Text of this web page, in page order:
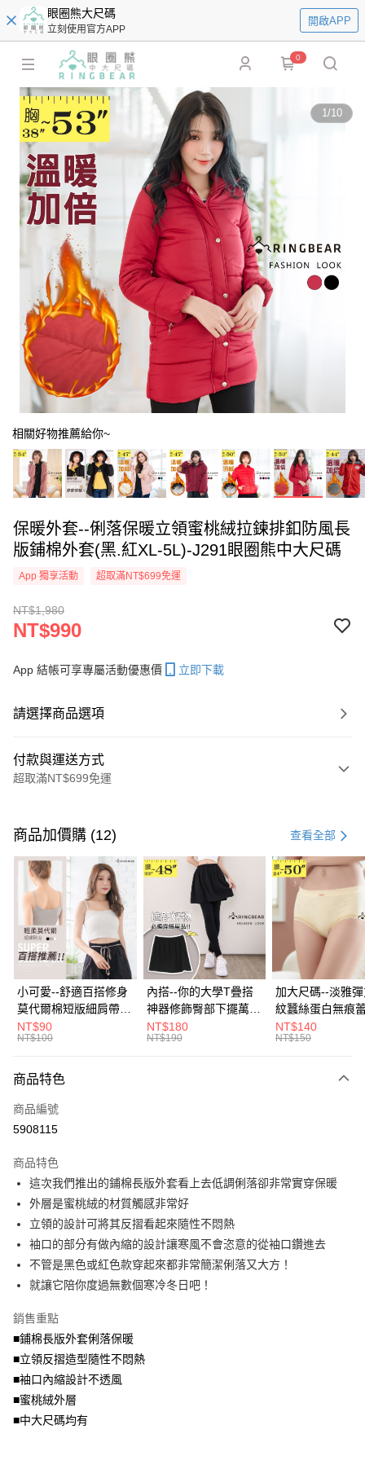
眼圈熊大尺碼
立刻使用官方APP
開啟APP
0
1/10
相關好物推薦給你~
保暖外套--俐落保暖立領蜜桃絨拉鍊排釦防風長
版鋪棉外套(黑.紅XL-5L)-J291眼圈熊中大尺碼
App 獨享活動 超取滿NT$699免運
NT$1,980
NT$990
App 結帳可享專屬活動優惠價 立即下載
請選擇商品選項
付款與運送方式
超取滿NT$699免運
信用卡一次付款
超商取貨付款
LINE Pay
Apple Pay
街口支付
悠遊付
Google Pay
全盈+PAY
大哥付你分期
【大哥付你分期使用說明】
1.本服務由台灣大哥大提供，台灣大哥大用戶可立即使用無須另外申請。
流程，驗證手機門號後，選擇欲分期的期數、繳款截止日，確認付款後即完
成交易。
3.實際核准額度、可分期數及費用金額請依後續交易確認頁面所載為準。
4.訂單成立30分鐘內，如未前往確認交易或遇審核未通過，訂單將自動取
法說明評估內容。
【繳款方式說明】
1.分期款項不併入電信帳單，「大哥付你分期」於每月結算日後寄送繳費提
醒簡訊。
2.透過簡訊連結打開帳單後，可選擇「超商條碼／台灣大直營門市／銀行轉
【注意事項】
1.本服務係由「台灣大哥大股份有限公司」（以下簡稱本公司）所提供，讓
用戶於交易時，得透過本服務購買商品或服務，並由商店將買賣／分期付款
買賣價金債權讓與本公司後，依約使用本公司帳單繳交帳款。
資料（包含姓名、電話或地址）提供予台灣大哥大進項蒐集、處理及利用，
由本公司與您本人進行分期帳單所需資料之確認、核對及更正。
AFTEE先享後付
【關於「AFTEE先享後付」】
AFTEE先享後付是「在收到商品之後才付款」的支付方式。 讓您購物簡單
便利好安心！
１．簡單：不需註冊會員、不需綁卡、不需儲值。
２．便利：只要手機號碼，簡訊認證，即可結帳。
３．安心：先確認商品／服務後，再付款。
【「AFTEE先享後付」結帳流程】
１．於結帳方式選擇「AFTEE先享後付」後，將跳轉至「AFTEE先享後付」
３．收到繳費通知簡訊後14天內，點擊此簡訊中的連結，可透過四大超商／
ATM／網路銀行／等多元方式進行付款，方視為交易完成。
※ 請注意：結帳手續完成當下不需立刻繳費，但若您需要取消訂單，請聯絡
購買商品的店家。未經商家同意取消之訂單仍視為有效，需透過AFTEE先享
後付繳納相關費用。
※ 交易是否成功請以「AFTEE先享後付 」之結帳頁面顯示為準，若有關於
是否繳費成功／繳費後需取消欲退款等相關疑問，請聯繫「AFTEE先享後付
客戶支援中心」
ATM付款
全家取貨付款
每筆NT$70，滿NT$699(含以上)免運費
付款後全家取貨
每筆NT$70，滿NT$699(含以上)免運費
7-11取貨付款
每筆NT$70，滿NT$799(含以上)免運費
付款後7-11取貨
每筆NT$70，滿NT$699(含以上)免運費
商品加價購 (12) 查看全部
小可愛--舒適百搭修身
莫代爾棉短版細肩帶素
色背心(白.黑.灰L-2L)-
U582眼圈熊中大尺碼
NT$90
NT$100
內搭--你的大學T疊搭
神器修飾臀部下擺萬用
內搭裙/遮臀裙(黑2L-
6L)-Q155眼圈熊中大
NT$180
NT$190
加大尺碼--淡雅
紋蠶絲蛋白無痕
角內褲(白.粉.藍.
3L)-L28眼圈熊中
NT$140
NT$150
商品特色
商品編號
5908115
商品特色
這次我們推出的鋪棉長版外套看上去低調俐落卻非常實穿保暖
外層是蜜桃絨的材質觸感非常好
立領的設計可將其反摺看起來隨性不悶熱
袖口的部分有做內縮的設計讓寒風不會恣意的從袖口鑽進去
不管是黑色或紅色款穿起來都非常簡潔俐落又大方！
就讓它陪你度過無數個寒冷冬日吧！
銷售重點
■鋪棉長版外套俐落保暖
■立領反摺造型隨性不悶熱
■袖口內縮設計不透風
■蜜桃絨外層
■中大尺碼均有